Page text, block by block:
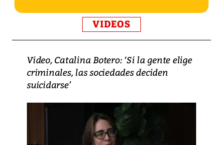
VIDEOS
Video, Catalina Botero: ‘Si la gente elige
criminales, las sociedades deciden
suicidarse’